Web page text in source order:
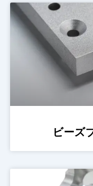
ビーズ